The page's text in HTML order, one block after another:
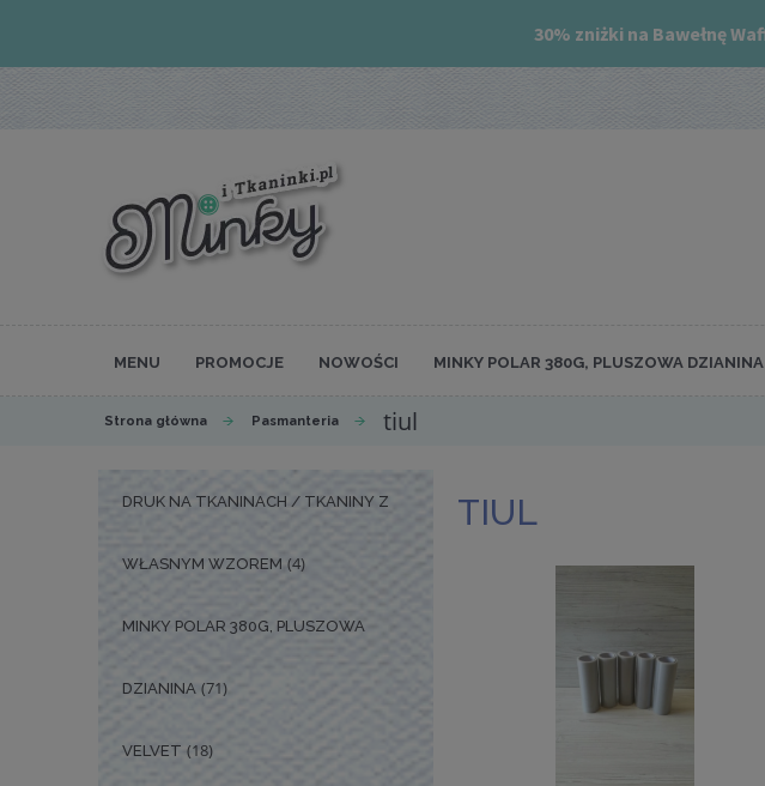
MENU PROMOCJE NOWOŚCI MINKY POLAR 380G, PLUSZOWA DZIANINA
Strona główna Pasmanteria tiul
DRUK NA TKANINACH / TKANINY Z
WŁASNYM WZOREM (4)
MINKY POLAR 380G, PLUSZOWA
DZIANINA (71)
VELVET (18)
TIUL